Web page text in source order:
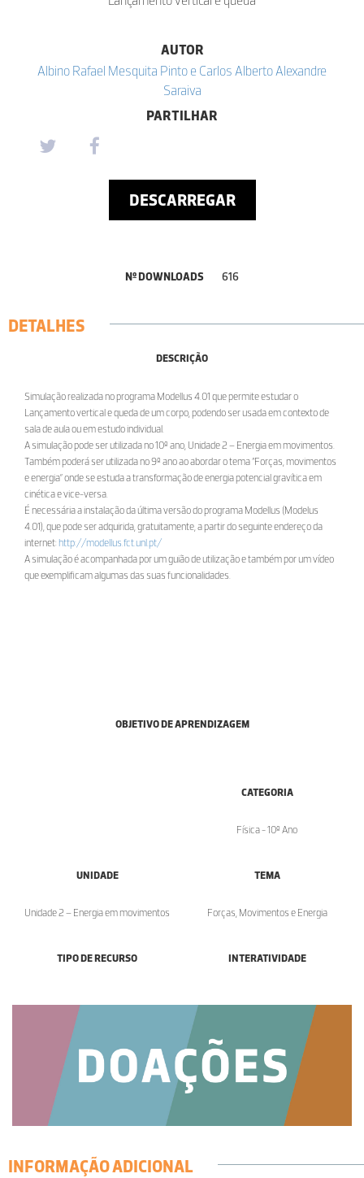
AUTOR
Albino Rafael Mesquita Pinto e Carlos Alberto Alexandre
Saraiva
PARTILHAR
DESCARREGAR
Nº DOWNLOADS 616
DETALHES
DESCRIÇÃO
Simulação realizada no programa Modellus 4.01 que permite estudar o
Lançamento vertical e queda de um corpo, podendo ser usada em contexto de
sala de aula ou em estudo individual.
A simulação pode ser utilizada no 10º ano, Unidade 2 – Energia em movimentos.
Também poderá ser utilizada no 9º ano ao abordar o tema “Forças, movimentos
e energia” onde se estuda a transformação de energia potencial gravítica em
cinética e vice-versa.
É necessária a instalação da última versão do programa Modellus (Modelus
4.01), que pode ser adquirida, gratuitamente, a partir do seguinte endereço da
internet: http://modellus.fct.unl.pt/
A simulação é acompanhada por um guião de utilização e também por um vídeo
que exemplificam algumas das suas funcionalidades.
OBJETIVO DE APRENDIZAGEM
CATEGORIA
Física - 10º Ano
UNIDADE
Unidade 2 – Energia em movimentos
TEMA
Forças, Movimentos e Energia
TIPO DE RECURSO INTERATIVIDADE
INFORMAÇÃO ADICIONAL